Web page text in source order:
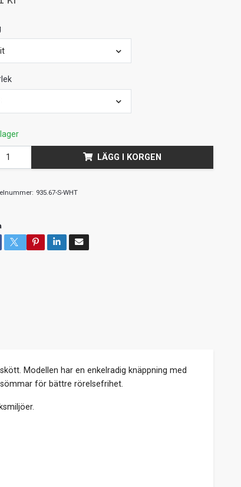
LÄGG I KORGEN
935.67-S-WHT
Modellen har en enkelradig knäppning med
för bättre rörelsefrihet.